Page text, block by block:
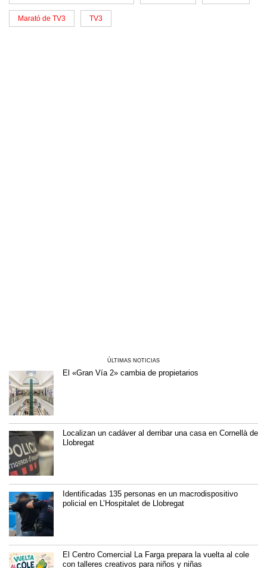
Marató de TV3 TV3
ÚLTIMAS NOTICIAS
El «Gran Vía 2» cambia de propietarios
Localizan un cadáver al derribar una casa en Cornellà de
Llobregat
Identificadas 135 personas en un macrodispositivo
policial en L’Hospitalet de Llobregat
El Centro Comercial La Farga prepara la vuelta al cole
con talleres creativos para niños y niñas